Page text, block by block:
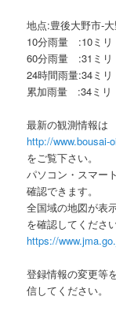
地点:豊後大野市-
10分雨量 :10ミリ
60分雨量 :31ミリ
24時間雨量:34ミリ
累加雨量 :34ミリ
最新の観測情報は
http://www.bousai-
をご覧下さい。
パソコン・スマー
確認できます。
全国域の地図が表
を確認してください
https://
登録情報の変更等
信してください。